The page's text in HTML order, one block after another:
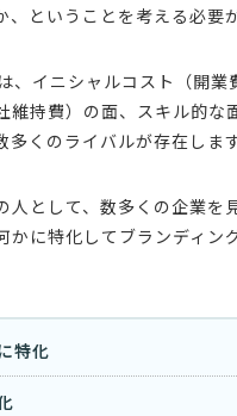
、ということを考える必要
、イニシャルコスト（開業
維持費）の面、スキル的な
多くのライバルが存在します
人として、数多くの企業を
かに特化してブランディン
特化